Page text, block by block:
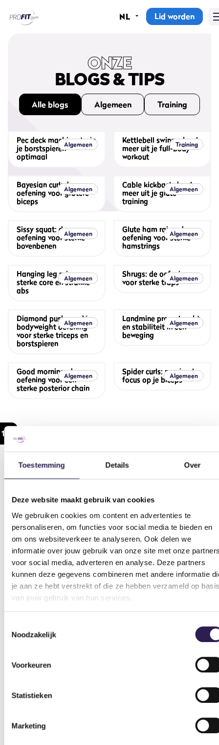
Toestemming Details Over
Deze website maakt gebruik van cookies
We gebruiken cookies om content en advertenties te
personaliseren, om functies voor social media te bieden en
om ons websiteverkeer te analyseren. Ook delen we
informatie over jouw gebruik van onze site met onze
voor social media, adverteren en analyse. Deze partners
kunnen deze gegevens combineren met andere informatie
je aan ze hebt verstrekt of die ze hebben verzameld op basis
van jouw gebruik van hun services.
Noodzakelijk
Voorkeuren
Statistieken
Marketing
Sportscholen
Abonnementen
Groepslessen
Alle groepslessen
NL Lid worden
ONZE
BLOGS & TIPS
Alle blogs Algemeen Training
Algemeen
Pec deck machine: train
je borstspieren
optimaal
Training
Kettlebell swings: haal
meer uit je full-body
workout
Algemeen
Bayesian curl: de
oefening voor grotere
biceps
Algemeen
Cable kickback: haal
meer uit je glute
training
Algemeen
Sissy squat: de
oefening voor sterke
bovenbenen
Algemeen
Glute ham raise: de
oefening voor sterke
hamstrings
Algemeen
Hanging leg raises:
sterke core en strakke
abs
Algemeen
Shrugs: de oefening
voor sterke traps
Algemeen
Diamond push up: dé
bodyweight oefening
voor sterke triceps en
borstspieren
Algemeen
Landmine press: kracht
en stabiliteit in één
beweging
Algemeen
Good morning: de
oefening voor een
sterke posterior chain
Algemeen
Spider curls: maximale
focus op je biceps
1
Schrijf je nu in
Sportschool Amsterdam
Centrum
Sportschool Apeldoorn
Zuid
Sportschool Nieuwegein